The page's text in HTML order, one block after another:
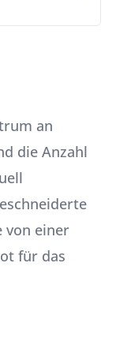
an
die Anzahl
von einer
für das